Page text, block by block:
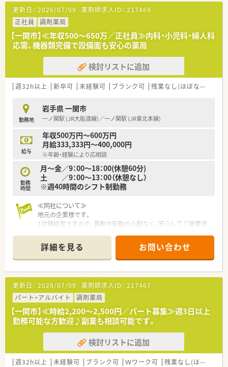
【法人特徴について】
■市内に3店舗を展開し、地域医療に深く根差した薬局運営を行
っている安定性の高い企業です。
■30代から40代の社員が中心となり、活気ある雰囲気の中で新
しい取り組みにも積極的です。
■医師会や薬剤師会との連携が強く、在宅医療への対応など地域
での役割を重視しています。
【求人情報について】
■曜日・時間も柔軟に相談可！週1日からでも勤務OKのパート求
■パートながら時給は2,500円以上と高水準の薬局です◎ライフ
ワークバランス重視の方にもおすすめです。
■近隣店舗との連携が取れているため、有給休暇やお休みが取り
やすく働きやすい環境が魅力です♪
更新日： 2026/07/09 薬剤師求人ID： 217469
正社員
調剤薬局
【一関市】≪年収500～650万／正社員≫内科・小児科・婦人科
応需、機器類完備で設備面も安心の薬局
検討リストに追加
週32h以上 新卒可 未経験可 ブランク可 残業なし(ほぼなし含む)
勤務地
岩手県 一関市
一ノ関駅 (JR大船渡線)／一ノ関駅 (JR東北本線)
給与
年収500万円～600万円
月給333,333円～400,000円
※年齢・経験により応相談
勤務
時間
月～金／9：00～18：00(休憩60分)
土 ／9：00～13：00（休憩なし）
※週40時間のシフト制勤務
≪同社について≫
地元の企業様です。
1店舗経営ですので、異動や転勤の心配なく、安心してご就業頂
で、協力体制がしっかりしています。
最新の機材も導入しており、安心して働ける環境が整っていま
す。
≪18時までのシフトでプライベートと両立◎≫
残業はほぼありません。プライベートとの両立を大事にしてい
る代表の下でご勤務いただけますので、メリハリをつけて皆さん
働かれています。
≪業務について≫
外来対応がメインとなります。在宅は数件個人宅を担当されて
います。門前の処方箋だけでなく、面でも応需していますので、
患者様のかかりつけとしてご活躍されたい方にお勧めの職場で
す。
詳細を見る お問い合わせ
更新日： 2026/07/09 薬剤師求人ID： 217467
パート・アルバイト
調剤薬局
【一関市】≪時給2,200～2,500円／パート募集≫週3日以上
勤務可能な方歓迎♪副業も相談可能です。
検討リストに追加
週32h以上 未経験可 ブランク可 Ｗワーク可 残業なし(ほぼなし含む)